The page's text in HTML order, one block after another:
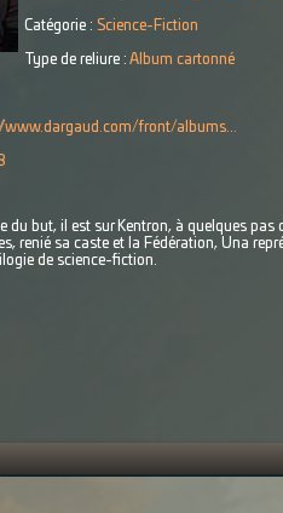
Catégorie : Science-Fiction
Type de reliure : Album cartonné
www.dargaud.com/front/albums...
du but, il est sur Kentron, à quelques
renié sa caste et la Fédération, Una
de science-fiction.